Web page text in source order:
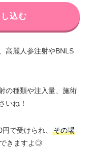
込む
高麗人参注射やBNLS
の種類や注入量、施術
いね！
で受けられ、
その場
きますよ◎